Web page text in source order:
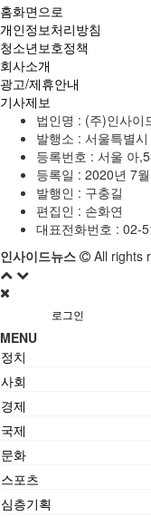
홈화면으로
개인정보처리방침
청소년보호정책
회사소개
광고/제휴안내
기사제보
법인명 : (주)인사이
발행소 : 서울특별
등록번호 : 서울 아
등록일 : 2020년 7
발행인 : 구충길
편집인 : 손화연
대표전화번호 : 02-
인사이드뉴스
All rights
로그인
MENU
정치
사회
경제
국제
문화
스포츠
심층기획